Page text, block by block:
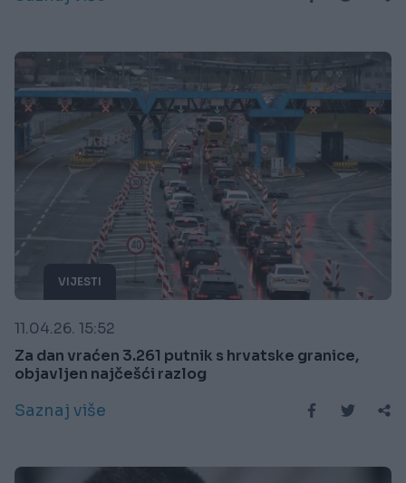
VIJESTI
11.04.26. 15:52
Za dan vraćen 3.261 putnik s hrvatske granice,
objavljen najčešći razlog
Saznaj više